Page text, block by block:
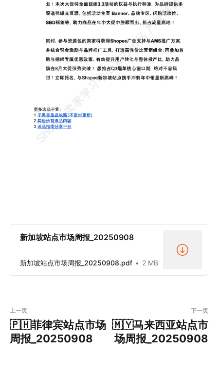
新加坡站点市场周报_20250908
新加坡站点市场周报_20250908.pdf 2 MB
上一页
🇵🇭菲律宾站点市场
周报_20250908
下一页
🇲🇾马来西亚站点市
场周报_20250908